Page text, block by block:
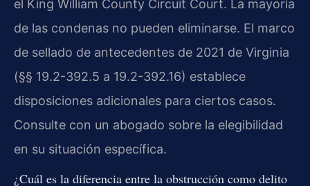
el King William County Circuit Court. La mayoría
de las condenas no pueden eliminarse. El marco
de sellado de antecedentes de 2021 de Virginia
(§§ 19.2-392.5 a 19.2-392.16) establece
disposiciones adicionales para ciertos casos.
Consulte con un abogado sobre la elegibilidad
en su situación específica.
¿Cuál es la diferencia entre la obstrucción como delito